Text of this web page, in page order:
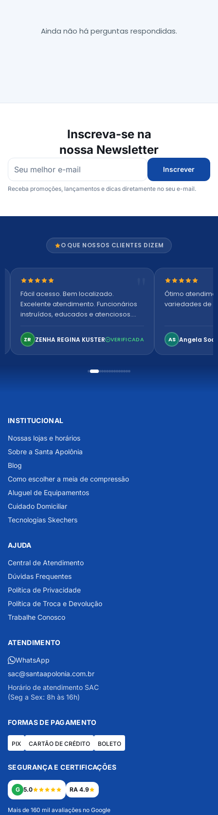
Ainda não há perguntas respondidas.
Inscreva-se na
nossa Newsletter
Inscrever
Receba promoções, lançamentos e dicas diretamente no seu e-mail.
O QUE NOSSOS CLIENTES DIZEM
Nota 5 de 5 estrelas
Fácil acesso. Bem localizado.
Excelente atendimento. Funcionários
instruídos, educados e atenciosos.
confortável. Perfeito!
ZR ZENHA REGINA KUSTER VERIFICADA
Nota 5 de 5
Ótimo
variedades de
AS Angela
INSTITUCIONAL
Nossas lojas e horários
Sobre a Santa Apolônia
Blog
Como escolher a meia de compressão
Aluguel de Equipamentos
Cuidado Domiciliar
Tecnologias Skechers
AJUDA
Central de Atendimento
Dúvidas Frequentes
Política de Privacidade
Política de Troca e Devolução
Trabalhe Conosco
ATENDIMENTO
WhatsApp
sac@santaapolonia.com.br
Horário de atendimento SAC
(Seg a Sex: 8h às 16h)
FORMAS DE PAGAMENTO
PIX CARTÃO DE CRÉDITO BOLETO
SEGURANÇA E CERTIFICAÇÕES
G 5.0 RA 4.9
Mais de 160 mil avaliações no Google